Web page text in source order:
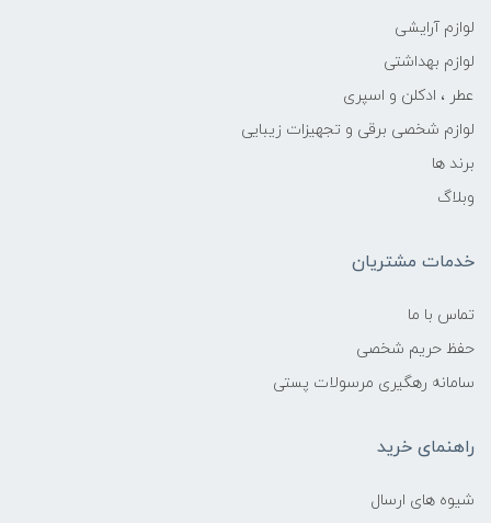
لوازم آرایشی
لوازم بهداشتی
عطر ، ادکلن و اسپری
لوازم شخصی برقی و تجهیزات زیبایی
برند ها
وبلاگ
خدمات مشتریان
تماس با ما
حفظ حریم شخصی
سامانه رهگیری مرسولات پستی
راهنمای خرید
شیوه های ارسال